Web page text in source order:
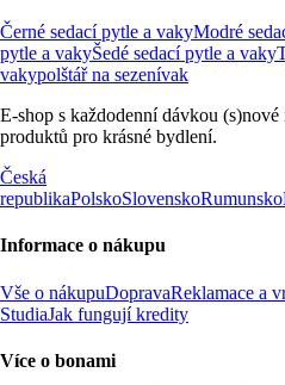
Černé sedací pytle a vakyModré
pytle a vakyŠedé sedací pytle a vaky
vakypolštář na sezenívak
E-shop s každodenní dávkou
produktů pro krásné bydlení.
Česká
republikaPolskoSlovenskoRumunsko
Informace o nákupu
Vše o nákupuDopravaReklamace a
StudiaJak fungují kredity
Více o bonami